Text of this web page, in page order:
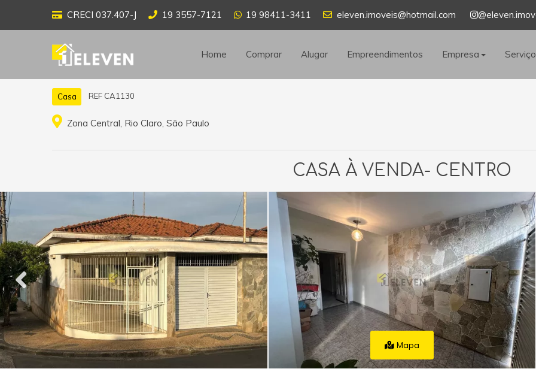
CRECI 037.407-J 19 3557-7121 19 98411-3411 eleven.imoveis@hotmail.com
Home Comprar Alugar Empreendimentos Empresa
Casa REF CA1130
Zona Central, Rio Claro, São Paulo
CASA À VENDA- CENTRO
Mapa